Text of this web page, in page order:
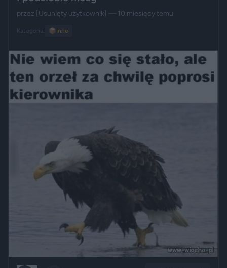
przez [Usunięty użytkownik] — 10 miesięcy temu
Kategoria: 📦 Inne